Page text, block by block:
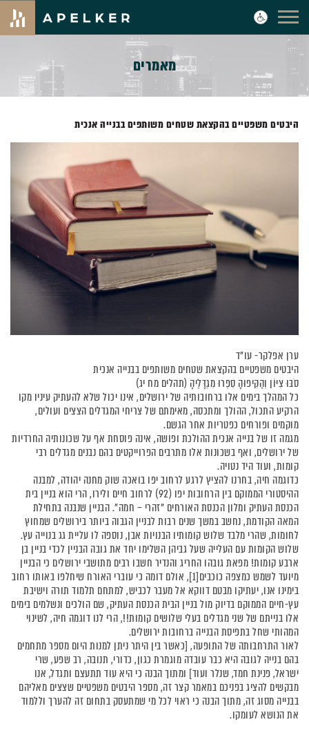
מאמרים
היבטים משפטיים בהקצאת שטחים משותפים בבנייה אנכית
ערן אפלקר- עו"ד
היבטים משפטיים בהקצאת שטחים משותפים בבנייה אנכית
סֹבּוּ צִיּוֹן וְהַקִּיפוּהָ סִפְרוּ מִגְדָּלֶיהָ (תהלים מח יג)
כל המהלך בימים אלו ברחובותיה של ירושלים, אינו יכול שלא להעתיק עיניו מקו
הרקיע התכול, ההולך ומתכסה, מאימתם של צריחי המגדלים הצצים ועולים,
מוקמים ופורחים כפטריות אחר הגשם.
מגמה זו של בנייה אנכית ההולכת ופושה, אינה פוסחת אף על שכונותיה החרדיות
של ירושלים, ואף בשכונות אלו מתרבים הפרוייקטים בהם נבנים מגדלים רבי
קומות, ועוד היד נטויה.
כדוגמה חיה, בחרנו להציץ לרגע לרחוב יפו בואכה שוק מחנה יהודה, למבנה
ההיסטורי הממוקם בין הרחובות יפו (92) לרחוב חיים ולירו, הרי הוא בניין בית
הכנסת העתיק ומלון הכנסת האורחים "זהרי – חמה". הבניין שנבנה בתחילת
המאה הקודמת, נחשב במשך שנים רבות לבניין הגבוה ביותר בירושלים שמחוץ
לחומות, שהרי מלבד שלוש קומותיו הבנויות אבן, נוספה לו עליית גג בנוייה עץ.
שלוש הקומות עם העלייה שעל גביהן השלימו יחד את גובה הבניין לכדי בניין בן
ארבע קומות! מפאת גובהו החריג והנדיר חשבו רבים מתושבי ירושלים כי הבניין
מיועד לשמש כמצפה כוכבים[1], אולם דומה כי עוברי האורח שיחלפו באותו רחוב
בימינו אנו, יעתיקו מבטם דווקא אל מעבר לכביש, למתחם תלמוד תורה וישיבת
עץ-חיים הממוקם בדיוק מול בניין הבית הכנסת העתיק, שם הולכים ונשלמים בימים
אלו בנייתם של שני מגדלים בעלי שלושים קומות!!, הרי לנו דוגמה חיה, לשינוי
המהותי שחל בתפיסת הבנייה ברחובות ירושלים.
לאור התרחבותה של התופעה, [כאשר בין היתר ניתן למנות היום מספר מתחמים
בהם בנייה לגובה היא כבר עובדה מוגמרת כגון, כדורי, תנובה, רב שפע, שרי
ישראל, פנינת חמד, שנלר ועוד] ומתוך הבנה כי היא עוד תתעצם ותגדל, אנו
מבקשים להציג בפניכם במאמר קצר זה, מספר היבטים משפטיים שצצים מאליהם
בבנייה מסוג זה, מתוך הבנה כי ראוי לכל מי שמתעסק בתחום זה להערך וללמוד
את הנושא לעומקו.